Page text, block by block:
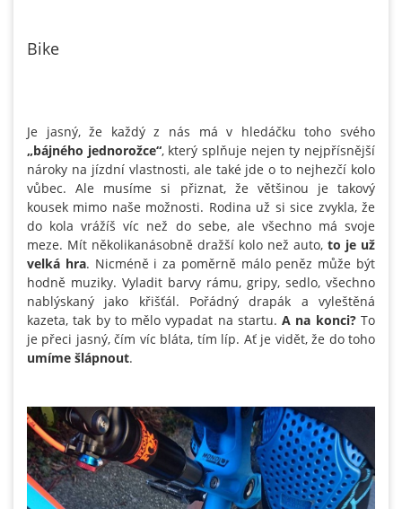
Bike
Je jasný, že každý z nás má v hledáčku toho svého
„bájného jednorožce“, který splňuje nejen ty nejpřísnější
nároky na jízdní vlastnosti, ale také jde o to nejhezčí kolo
vůbec. Ale musíme si přiznat, že většinou je takový
kousek mimo naše možnosti. Rodina už si sice zvykla, že
do kola vrážíš víc než do sebe, ale všechno má svoje
meze. Mít několikanásobně dražší kolo než auto, to je už
velká hra. Nicméně i za poměrně málo peněz může být
hodně muziky. Vyladit barvy rámu, gripy, sedlo, všechno
nablýskaný jako křišťál. Pořádný drapák a vyleštěná
kazeta, tak by to mělo vypadat na startu.A na konci?To
je přeci jasný, čím víc bláta, tím líp. Ať je vidět, že do toho
umíme šlápnout.